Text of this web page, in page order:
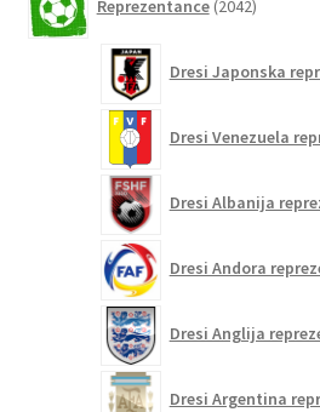
Reprezentance 2042izdelkov
Dresi Japonska
Dresi Venezuela
Dresi Albanija
Dresi Andora
Dresi Anglija
Dresi Argentina